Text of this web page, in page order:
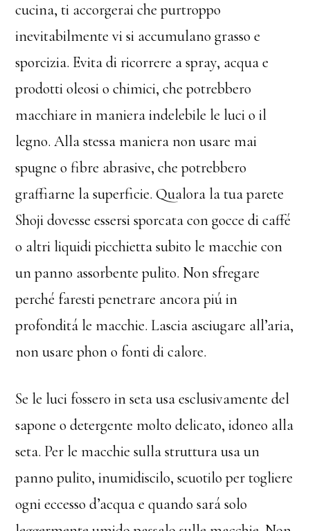
cucina, ti accorgerai che purtroppo
inevitabilmente vi si accumulano grasso e
sporcizia. Evita di ricorrere a spray, acqua e
prodotti oleosi o chimici, che potrebbero
macchiare in maniera indelebile le luci o il
legno. Alla stessa maniera non usare mai
spugne o fibre abrasive, che potrebbero
graffiarne la superficie. Qualora la tua parete
Shoji dovesse essersi sporcata con gocce di caffé
o altri liquidi picchietta subito le macchie con
un panno assorbente pulito. Non sfregare
perché faresti penetrare ancora piú in
profonditá le macchie. Lascia asciugare all’aria,
non usare phon o fonti di calore.
Se le luci fossero in seta usa esclusivamente del
sapone o detergente molto delicato, idoneo alla
seta. Per le macchie sulla struttura usa un
panno pulito, inumidiscilo, scuotilo per togliere
ogni eccesso d’acqua e quando sará solo